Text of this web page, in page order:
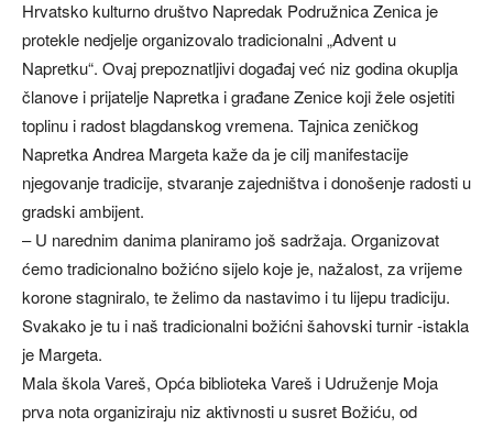
Hrvatsko kulturno društvo Napredak Podružnica Zenica je
protekle nedjelje organizovalo tradicionalni „Advent u
Napretku“. Ovaj prepoznatljivi događaj već niz godina okuplja
članove i prijatelje Napretka i građane Zenice koji žele osjetiti
toplinu i radost blagdanskog vremena. Tajnica zeničkog
Napretka Andrea Margeta kaže da je cilj manifestacije
njegovanje tradicije, stvaranje zajedništva i donošenje radosti u
gradski ambijent.
– U narednim danima planiramo još sadržaja. Organizovat
ćemo tradicionalno božićno sijelo koje je, nažalost, za vrijeme
korone stagniralo, te želimo da nastavimo i tu lijepu tradiciju.
Svakako je tu i naš tradicionalni božićni šahovski turnir -istakla
je Margeta.
Mala škola Vareš, Opća biblioteka Vareš i Udruženje Moja
prva nota organiziraju niz aktivnosti u susret Božiću, od